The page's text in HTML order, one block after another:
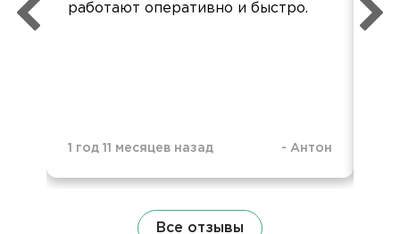
работают оперативно и быстро.
1 год 11 месяцев назад - Антон
Все отзывы